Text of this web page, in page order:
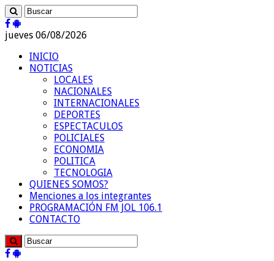
jueves 06/08/2026
INICIO
NOTICIAS
LOCALES
NACIONALES
INTERNACIONALES
DEPORTES
ESPECTACULOS
POLICIALES
ECONOMIA
POLITICA
TECNOLOGIA
QUIENES SOMOS?
Menciones a los integrantes
PROGRAMACIÓN FM JOL 106.1
CONTACTO